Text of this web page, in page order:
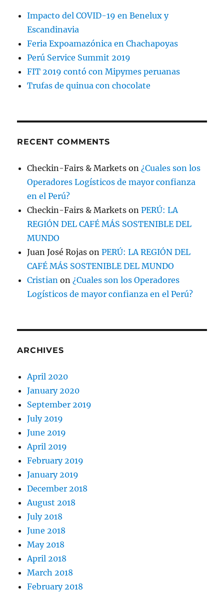
Impacto del COVID-19 en Benelux y
Escandinavia
Feria Expoamazónica en Chachapoyas
Perú Service Summit 2019
FIT 2019 contó con Mipymes peruanas
Trufas de quinua con chocolate
RECENT COMMENTS
Checkin-Fairs & Markets on¿Cuales son los
Operadores Logísticos de mayor confianza
en el Perú?
Checkin-Fairs & Markets onPERÚ: LA
REGIÓN DEL CAFÉ MÁS SOSTENIBLE DEL
MUNDO
Juan José Rojas onPERÚ: LA REGIÓN DEL
CAFÉ MÁS SOSTENIBLE DEL MUNDO
Cristian on¿Cuales son los Operadores
Logísticos de mayor confianza en el Perú?
ARCHIVES
April 2020
January 2020
September 2019
July 2019
June 2019
April 2019
February 2019
January 2019
December 2018
August 2018
July 2018
June 2018
May 2018
April 2018
March 2018
February 2018